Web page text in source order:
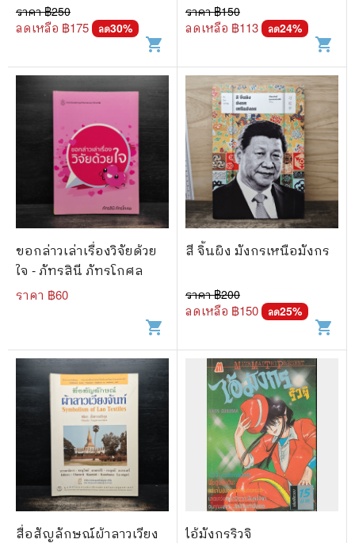
ราคา ฿250
ลดเหลือ ฿175 ลด30%
shopping_cart
ราคา ฿150
ลดเหลือ ฿113 ลด24%
shopping_cart
ขอกล่าวเล่าเรื่องวิจัยด้วย
ใจ - ภัทรสินี ภัทรโกศล
ราคา ฿60
shopping_cart
สี จิ้นผิง มังกรเหนือมังกร
ราคา ฿200
ลดเหลือ ฿150 ลด25%
shopping_cart
สื่อสัญลักษณ์ผ้าลาวเวียง
ไอ้มังกรริวจิ